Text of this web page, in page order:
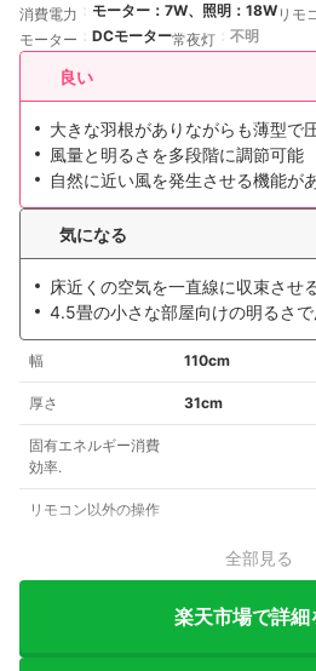
消費電力 モーター：7W、照明：18W リモ
モーター
DCモーター常夜灯 不明
良い
大きな羽根がありながらも薄型で
風量と明るさを多段階に調節可能
自然に近い風を発生させる機能が
気になる
床近くの空気を一直線に収束させ
4.5畳の小さな部屋向けの明るさ
幅 110cm
厚さ 31cm
固有エネルギー消費
効率.
リモコン以外の操作
全部見る
楽天市場で詳細